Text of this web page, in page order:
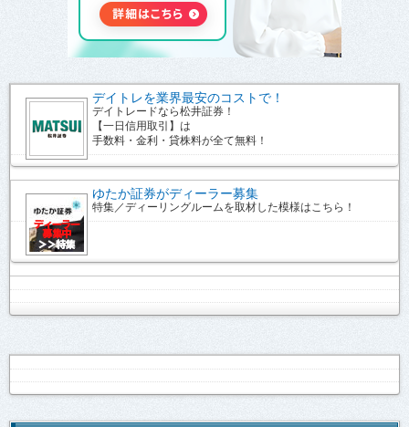
デイトレを業界最安のコストで！
デイトレードなら松井証券！
【一日信用取引】は
手数料・金利・貸株料が全て無料！
ゆたか証券がディーラー募集
特集／ディーリングルームを取材した模様はこちら！